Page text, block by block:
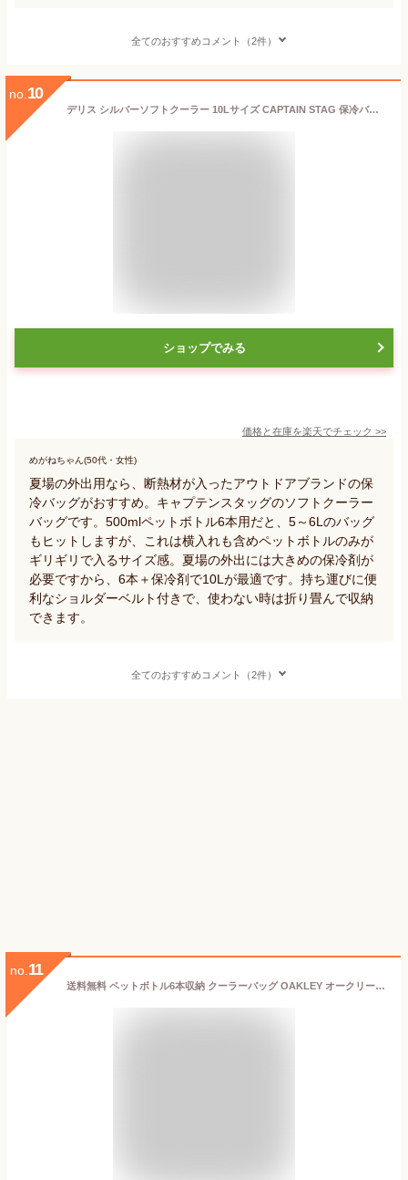
全てのおすすめコメント（2件）
no. 10
デリス シルバーソフトクーラー 10Lサイズ CAPTAIN STAG 保冷バッグ クーラーバック クーラーバッグ 折りたたみ キャンプ 車 移動 保冷バック ペットボトル ジュース お茶 ビール 飲み物 保冷 力 小型 コンパクト ショルダー リットル
ショップでみる
価格と在庫を楽天でチェック >>
めがねちゃん(50代・女性)
夏場の外出用なら、断熱材が入ったアウトドアブランドの保
冷バッグがおすすめ。キャプテンスタッグのソフトクーラー
バッグです。500mlペットボトル6本用だと、5～6Lのバッグ
もヒットしますが、これは横入れも含めペットボトルのみが
ギリギリで入るサイズ感。夏場の外出には大きめの保冷剤が
必要ですから、6本＋保冷剤で10Lが最適です。持ち運びに便
利なショルダーベルト付きで、使わない時は折り畳んで収納
できます。
全てのおすすめコメント（2件）
no. 11
送料無料 ペットボトル6本収納 クーラーバッグ OAKLEY オークリー クーラーボックス 保冷 保温 バッグ スポーツ アウトドア ゴルフ FOS901988